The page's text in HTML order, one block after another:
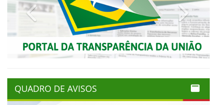
Previous Next
QUADRO DE AVISOS